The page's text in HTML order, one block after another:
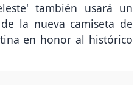
también usará un
la nueva camiseta de
en honor al histórico